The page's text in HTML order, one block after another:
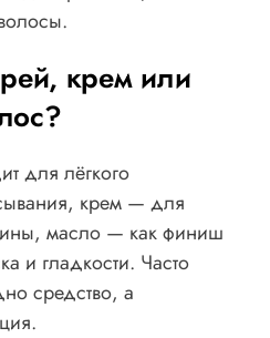
крем или
для лёгкого
крем — для
масло — как финиш
и гладкости. Часто
средство, а